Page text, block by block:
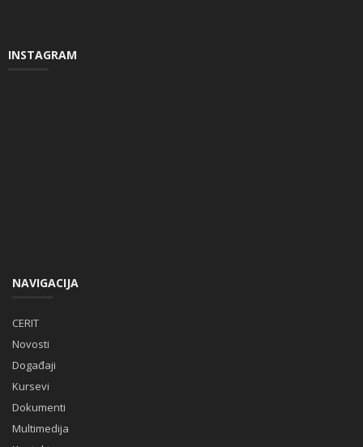
INSTAGRAM
NAVIGACIJA
CERIT
Novosti
Događaji
Kursevi
Dokumenti
Multimedija